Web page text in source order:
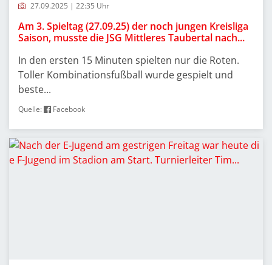
27.09.2025 | 22:35 Uhr
Am 3. Spieltag (27.09.25) der noch jungen Kreisliga
Saison, musste die JSG Mittleres Taubertal nach...
In den ersten 15 Minuten spielten nur die Roten.
Toller Kombinationsfußball wurde gespielt und
beste...
Quelle: Facebook